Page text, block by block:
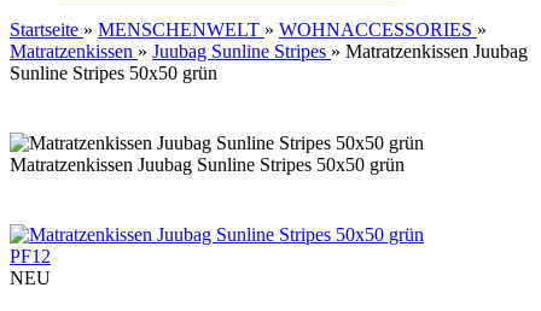
Startseite » MENSCHENWELT » WOHNACCESSORIES »
Matratzenkissen » Juubag Sunline Stripes » Matratzenkissen Juubag
Sunline Stripes 50x50 grün
Matratzenkissen Juubag Sunline Stripes 50x50 grün
PF12
NEU